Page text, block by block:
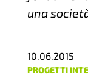
una
10.06.2015
PROGETTI